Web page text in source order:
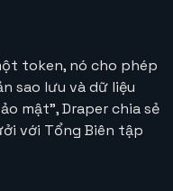
token, nó cho phép
sao lưu và dữ liệu
mật”, Draper chia sẻ
với Tổng Biên tập